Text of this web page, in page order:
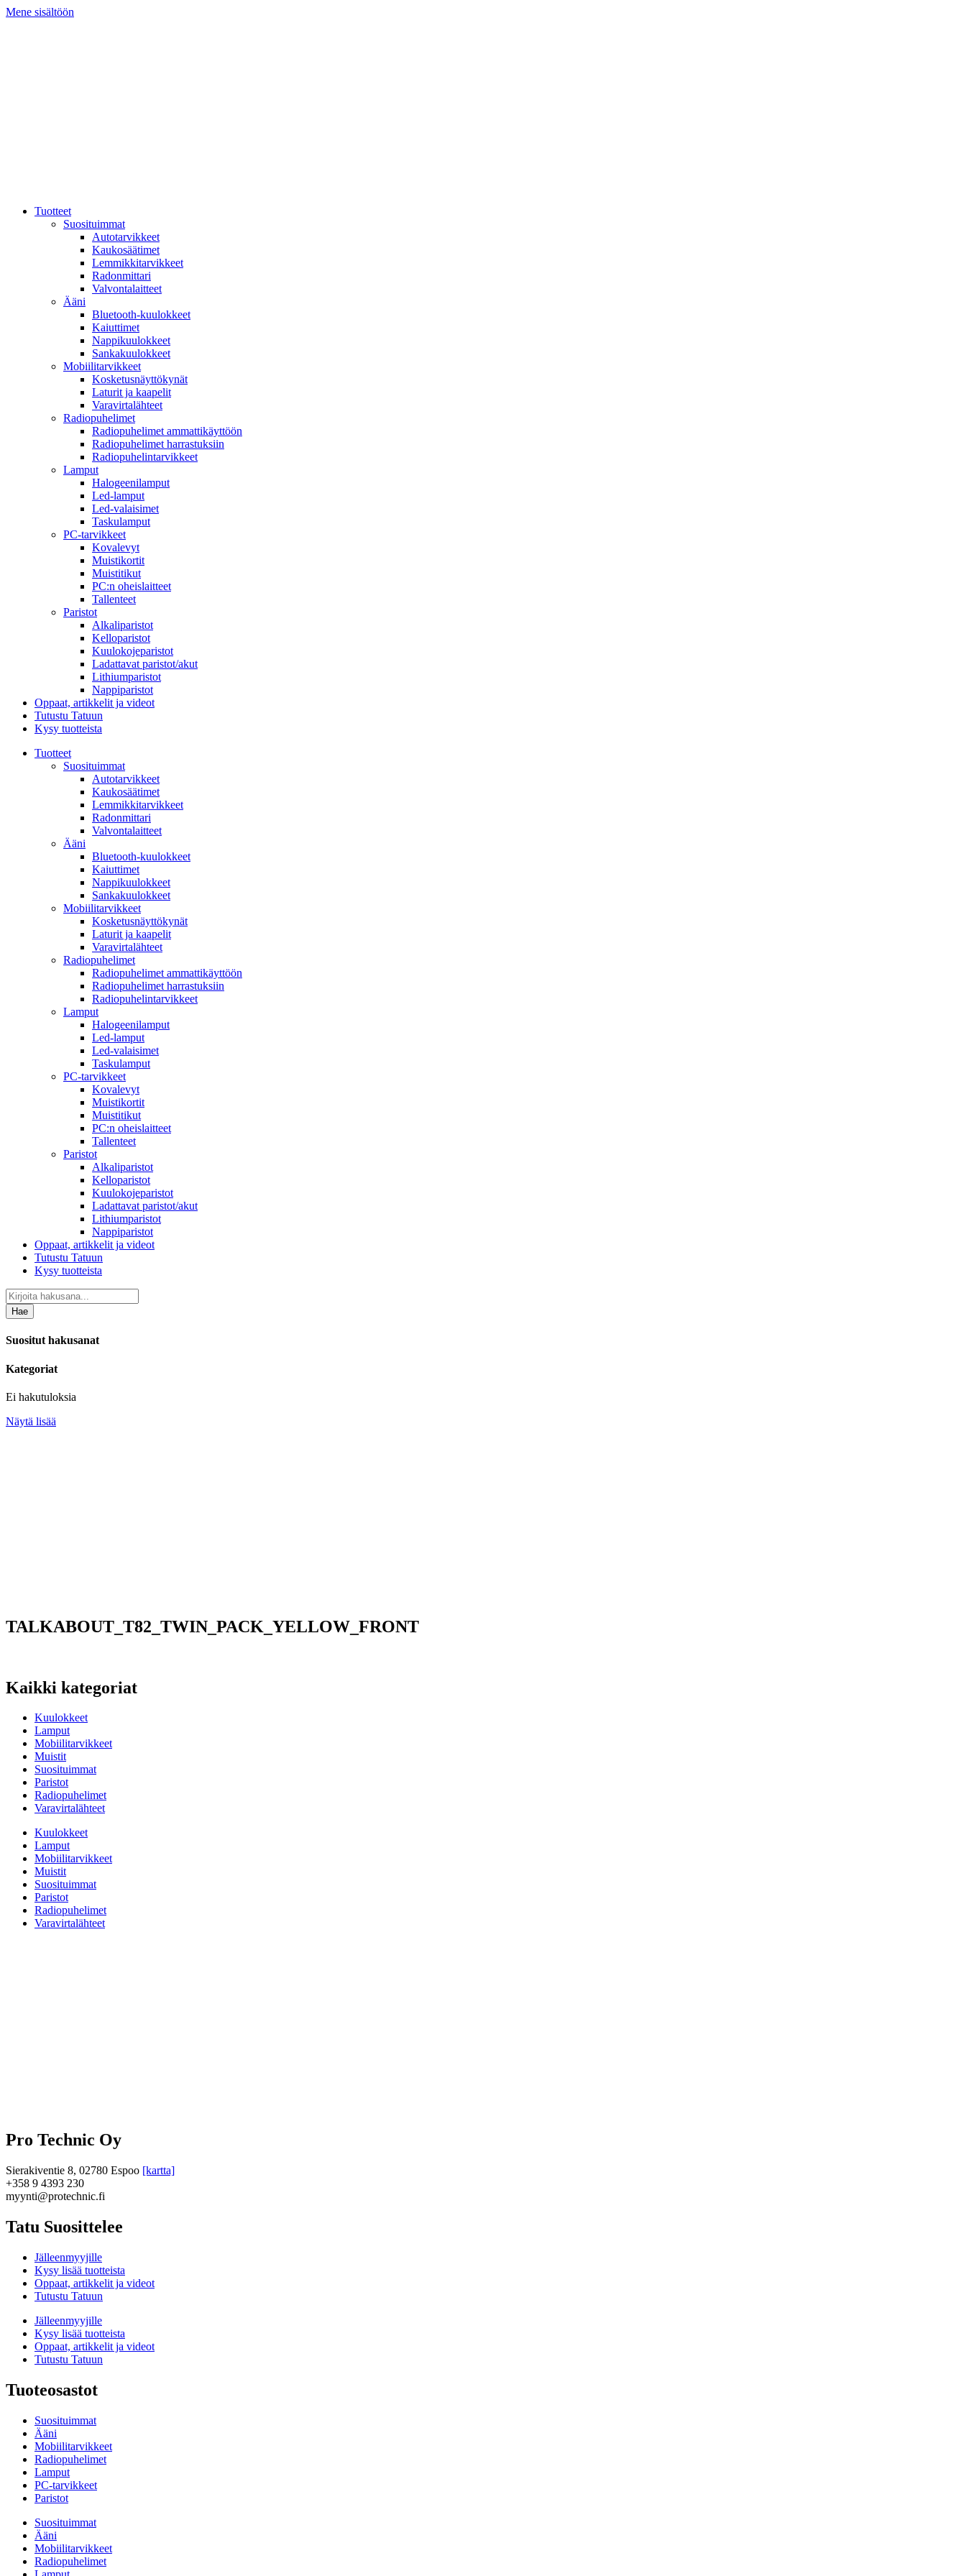
Mene sisältöön
Tuotteet
Suosituimmat
Autotarvikkeet
Kaukosäätimet
Lemmikkitarvikkeet
Radonmittari
Valvontalaitteet
Ääni
Bluetooth-kuulokkeet
Kaiuttimet
Nappikuulokkeet
Sankakuulokkeet
Mobiilitarvikkeet
Kosketusnäyttökynät
Laturit ja kaapelit
Varavirtalähteet
Radiopuhelimet
Radiopuhelimet ammattikäyttöön
Radiopuhelimet harrastuksiin
Radiopuhelintarvikkeet
Lamput
Halogeenilamput
Led-lamput
Led-valaisimet
Taskulamput
PC-tarvikkeet
Kovalevyt
Muistikortit
Muistitikut
PC:n oheislaitteet
Tallenteet
Paristot
Alkaliparistot
Kelloparistot
Kuulokojeparistot
Ladattavat paristot/akut
Lithiumparistot
Nappiparistot
Oppaat, artikkelit ja videot
Tutustu Tatuun
Kysy tuotteista
Tuotteet
Suosituimmat
Autotarvikkeet
Kaukosäätimet
Lemmikkitarvikkeet
Radonmittari
Valvontalaitteet
Ääni
Bluetooth-kuulokkeet
Kaiuttimet
Nappikuulokkeet
Sankakuulokkeet
Mobiilitarvikkeet
Kosketusnäyttökynät
Laturit ja kaapelit
Varavirtalähteet
Radiopuhelimet
Radiopuhelimet ammattikäyttöön
Radiopuhelimet harrastuksiin
Radiopuhelintarvikkeet
Lamput
Halogeenilamput
Led-lamput
Led-valaisimet
Taskulamput
PC-tarvikkeet
Kovalevyt
Muistikortit
Muistitikut
PC:n oheislaitteet
Tallenteet
Paristot
Alkaliparistot
Kelloparistot
Kuulokojeparistot
Ladattavat paristot/akut
Lithiumparistot
Nappiparistot
Oppaat, artikkelit ja videot
Tutustu Tatuun
Kysy tuotteista
Hae
Suositut hakusanat
Kategoriat
Ei hakutuloksia
Näytä lisää
TALKABOUT_T82_TWIN_PACK_YELLOW_FRONT
Kaikki kategoriat
Kuulokkeet
Lamput
Mobiilitarvikkeet
Muistit
Suosituimmat
Paristot
Radiopuhelimet
Varavirtalähteet
Kuulokkeet
Lamput
Mobiilitarvikkeet
Muistit
Suosituimmat
Paristot
Radiopuhelimet
Varavirtalähteet
Pro Technic Oy
Sierakiventie 8, 02780 Espoo [kartta]
+358 9 4393 230
myynti@protechnic.fi
Tatu Suosittelee
Jälleenmyyjille
Kysy lisää tuotteista
Oppaat, artikkelit ja videot
Tutustu Tatuun
Jälleenmyyjille
Kysy lisää tuotteista
Oppaat, artikkelit ja videot
Tutustu Tatuun
Tuoteosastot
Suosituimmat
Ääni
Mobiilitarvikkeet
Radiopuhelimet
Lamput
PC-tarvikkeet
Paristot
Suosituimmat
Ääni
Mobiilitarvikkeet
Radiopuhelimet